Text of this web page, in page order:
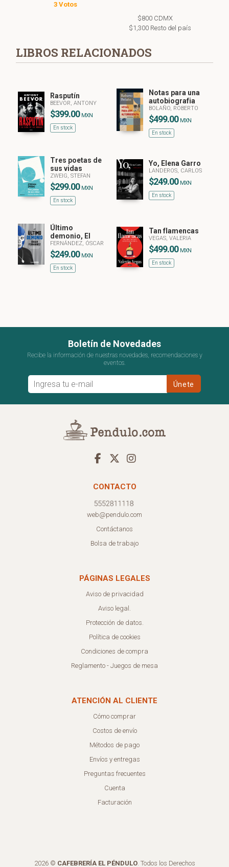
3 Votos
$800 CDMX
$1,300 Resto del país
LIBROS RELACIONADOS
Rasputín
BEEVOR, ANTONY
$399.00 MXN
En stock
Notas para una
autobiografia
BOLAÑO, ROBERTO
$499.00 MXN
En stock
Tres poetas de
sus vidas
ZWEIG, STEFAN
$299.00 MXN
En stock
Yo, Elena Garro
LANDEROS, CARLOS
$249.00 MXN
En stock
Último
demonio, El
FERNÁNDEZ, ÓSCAR
$249.00 MXN
En stock
Tan flamencas
VEGAS, VALERIA
$499.00 MXN
En stock
Boletín de Novedades
Recibe la información de nuestras novedades, recomendaciones y
eventos.
CONTACTO
web@pendulo.com
Contáctanos
Bolsa de trabajo
PÁGINAS LEGALES
Aviso de privacidad
Aviso legal.
Protección de datos.
Política de cookies
Condiciones de compra
Reglamento - Juegos de mesa
ATENCIÓN AL CLIENTE
Cómo comprar
Costos de envío
Métodos de pago
Envíos y entregas
Preguntas frecuentes
Cuenta
Facturación
2026 © CAFEBRERÍA EL PÉNDULO. Todos los Derechos